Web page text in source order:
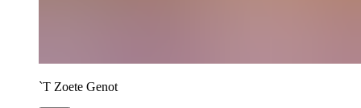
`T Zoete Genot